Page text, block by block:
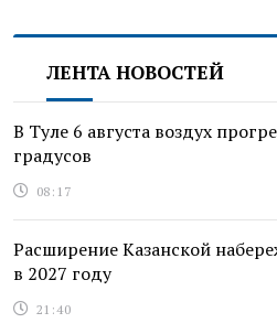
ЛЕНТА НОВОСТЕЙ
В Туле 6 августа воздух
градусов
08:17
Расширение Казанской
в 2027 году
21:40